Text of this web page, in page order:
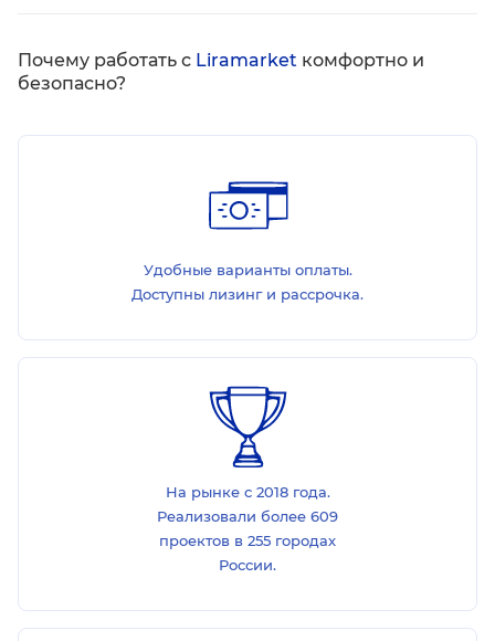
Почему работать с Liramarket комфортно и
безопасно?
Удобные варианты оплаты.
Доступны лизинг и рассрочка.
На рынке с 2018 года.
Реализовали более 609
проектов в 255 городах
России.